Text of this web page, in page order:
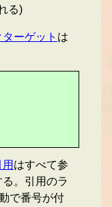
る)
ーゲット は
はすべて参
。引用のラ
で番号が付